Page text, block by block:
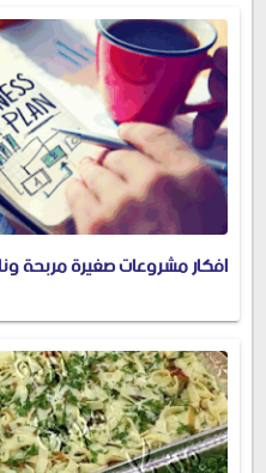
افكار مشروعات صغيرة مربحة